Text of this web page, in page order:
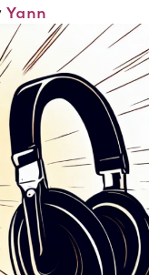
Yann